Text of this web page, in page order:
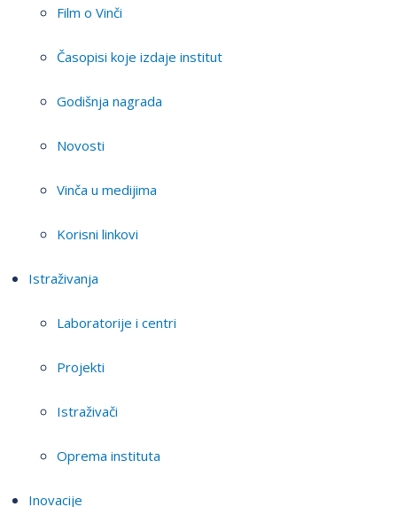
Film o Vinči
Časopisi koje izdaje institut
Godišnja nagrada
Novosti
Vinča u medijima
Korisni linkovi
Istraživanja
Laboratorije i centri
Projekti
Istraživači
Oprema instituta
Inovacije